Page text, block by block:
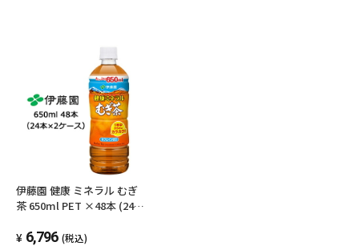
●出荷時には万全のチェックをしております
が、現状の配送状況では、多少の輸送時の凹み
は避けられませんので、ご了承ください。
【製品に関するお問い合わせ】
伊藤園 健康 ミネラル むぎ
茶 650ml PET ×48本 (24本
6,796 (税込)